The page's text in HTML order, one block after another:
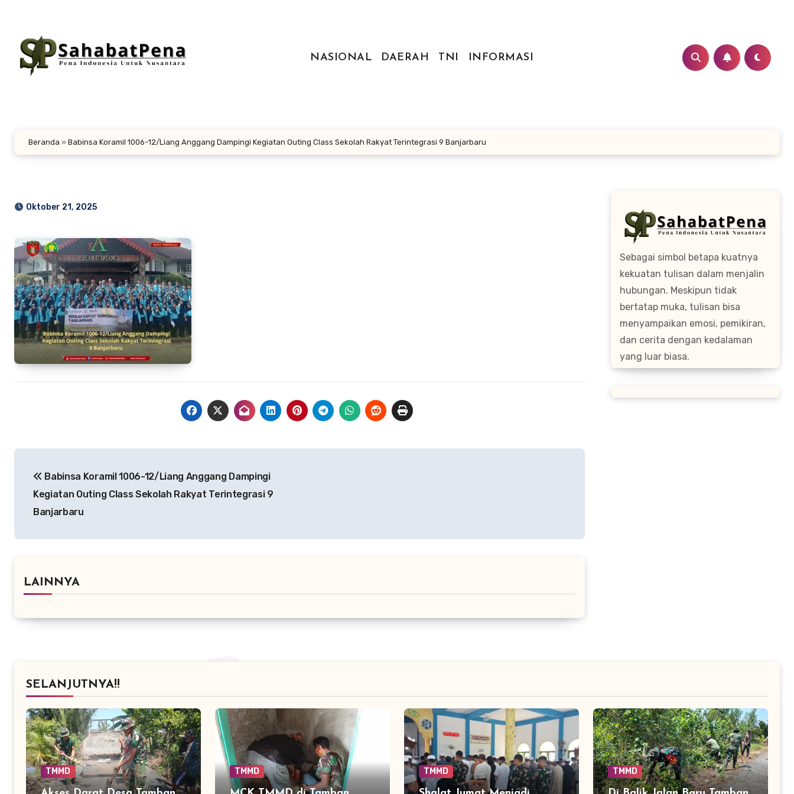
konten
NASIONAL
DAERAH TNI INFORMASI
Beranda » Babinsa Koramil 1006-12/Liang Anggang Dampingi Kegiatan Outing Class Sekolah Rakyat Terintegrasi 9 Banjarbaru
Oktober 21, 2025
pos Babinsa Koramil 1006-12/Liang Anggang Dampingi
Kegiatan Outing Class Sekolah Rakyat Terintegrasi 9
Banjarbaru
LAINNYA
Sebagai simbol betapa kuatnya
kekuatan tulisan dalam menjalin
hubungan. Meskipun tidak
bertatap muka, tulisan bisa
menyampaikan emosi, pemikiran,
dan cerita dengan kedalaman
yang luar biasa.
SELANJUTNYA!!
TMMD TMMD TMMD TMMD